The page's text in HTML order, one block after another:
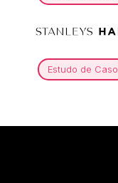
Estudo de Caso